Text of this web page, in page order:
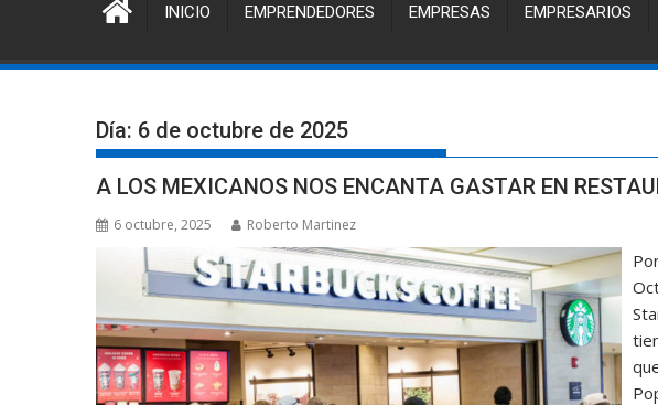
INICIO EMPRENDEDORES EMPRESAS EMPRESARIOS
Día: 6 de octubre de 2025
A LOS MEXICANOS NOS ENCANTA GASTAR EN
6 octubre, 2025 Roberto Martinez